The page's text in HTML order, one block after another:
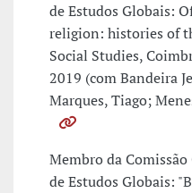
de Estudos Globais:
religion: histories of
Social Studies,
2019 (com Bandeira
Marques, Tiago;
Membro da
de Estudos Globais: